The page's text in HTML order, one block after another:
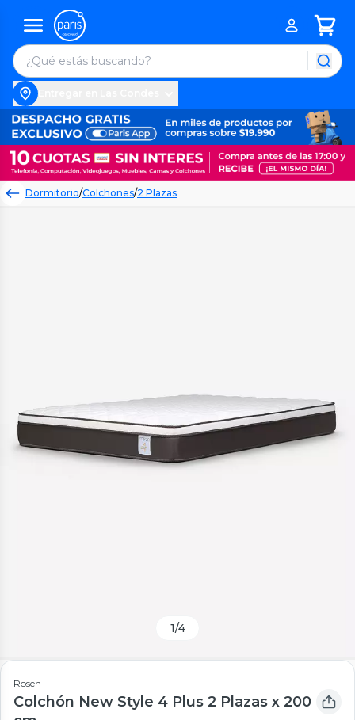
Dormitorio/Colchones/2 Plazas
1/4
Rosen
Colchón New Style 4 Plus 2 Plazas x 200